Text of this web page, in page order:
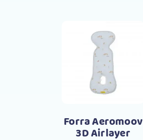
Comprar
Forra Aeromoov
3D Airlayer